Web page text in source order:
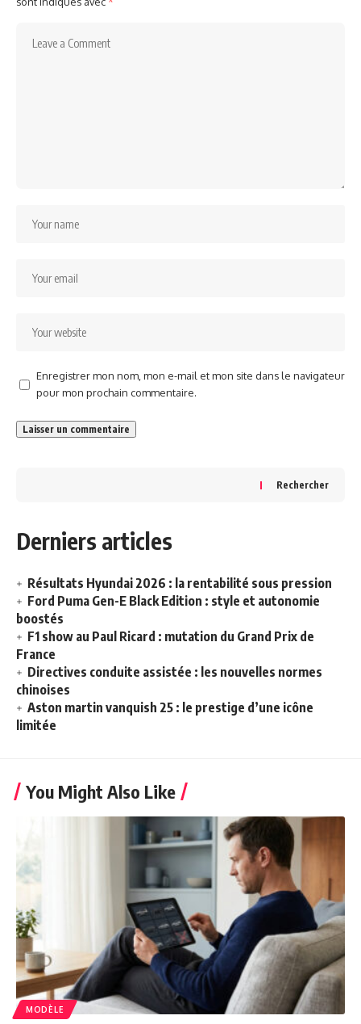
Enregistrer mon nom, mon e-mail et mon site dans le navigateur
pour mon prochain commentaire.
Rechercher
Derniers articles
Résultats Hyundai 2026 : la rentabilité sous pression
Ford Puma Gen-E Black Edition : style et autonomie
boostés
F1 show au Paul Ricard : mutation du Grand Prix de
France
Directives conduite assistée : les nouvelles normes
chinoises
Aston martin vanquish 25 : le prestige d’une icône
limitée
You Might Also Like
MODÈLE